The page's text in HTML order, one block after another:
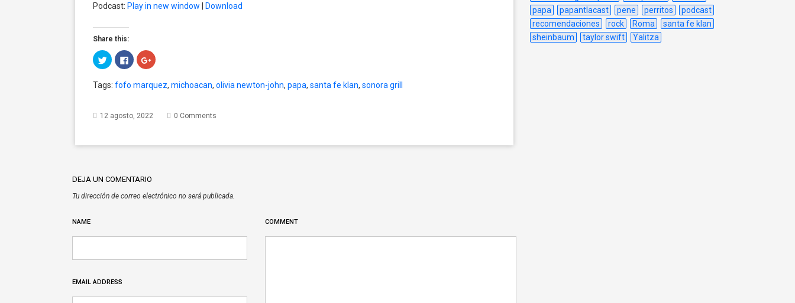
Podcast: Play in new window Download
Share this:
Click
to
share
Twitter
window)
Click
to
share
Facebook
(Opens
window)
Click
to
Google+
(Opens
window)
Tags: fofo marquez, michoacan, olivia newton-john, papa, santa fe klan, sonora grill
12 agosto, 2022 0 Comments
DEJA UN COMENTARIO
Tu dirección de correo electrónico no será publicada.
NAME
EMAIL ADDRESS
COMMENT
papa
papantlacast pene perritos
podcast
recomendaciones
rock Roma
santa fe klan
sheinbaum
taylor swift Yalitza